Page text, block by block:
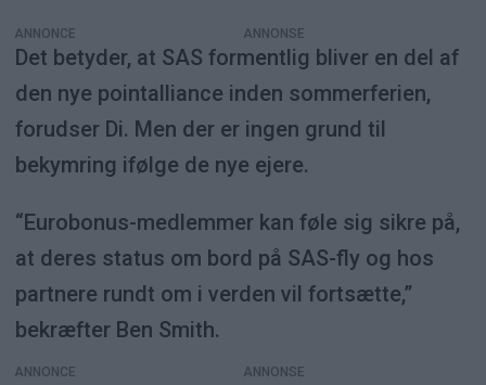
ANNONCE
Det betyder, at SAS formentlig bliver en del af
den nye pointalliance inden sommerferien,
forudser Di. Men der er ingen grund til
bekymring ifølge de nye ejere.
“Eurobonus-medlemmer kan føle sig sikre på,
at deres status om bord på SAS-fly og hos
partnere rundt om i verden vil fortsætte,”
bekræfter Ben Smith.
ANNONCE